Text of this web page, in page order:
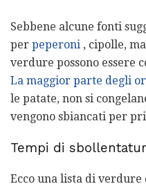
Sebbene alcune fonti
per peperoni , cipolle,
verdure possono essere
La maggior parte degli
le patate, non si
vengono sbiancati per
Tempi di
Ecco una lista di verdure